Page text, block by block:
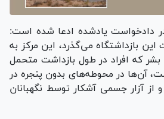
دادخواست یادشده ادعا شده است:
این بازداشتگاه می‌گذرد، این مرکز به
که افراد در طول بازداشت متحمل
آن‌ها در محوطه‌های بدون پنجره در
از آزار جسمی آشکار توسط نگهبانان